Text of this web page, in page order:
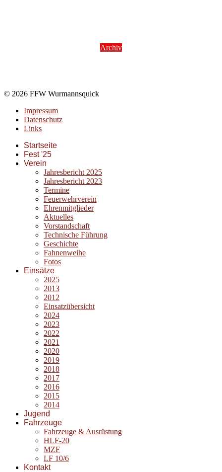
Archiv
© 2026 FFW Wurmannsquick
Impressum
Datenschutz
Links
Startseite
Fest '25
Verein
Jahresbericht 2025
Jahresbericht 2023
Termine
Feuerwehrverein
Ehrenmitglieder
Aktuelles
Vorstandschaft
Technische Führung
Geschichte
Fahnenweihe
Fotos
Einsätze
2025
2013
2012
Einsatzübersicht
2024
2023
2022
2021
2020
2019
2018
2017
2016
2015
2014
Jugend
Fahrzeuge
Fahrzeuge & Ausrüstung
HLF-20
MZF
LF 10/6
Kontakt